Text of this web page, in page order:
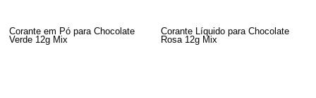
Corante em Pó para Chocolate
Verde 12g Mix
Corante Líquido para Chocolate
Rosa 12g Mix